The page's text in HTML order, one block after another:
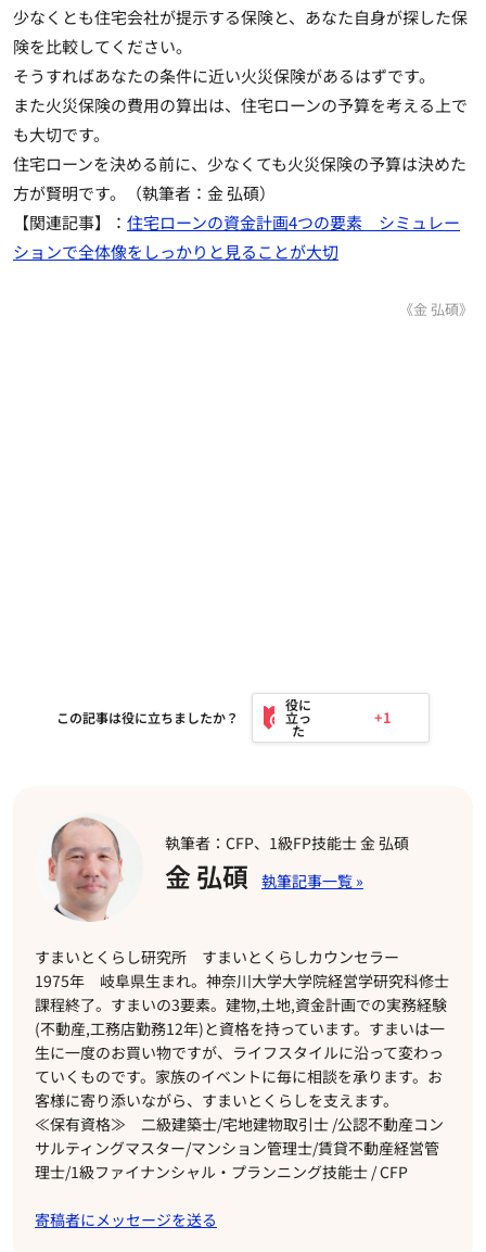
少なくとも住宅会社が提示する保険と、あなた自身が探した保
険を比較してください。
そうすればあなたの条件に近い火災保険があるはずです。
また火災保険の費用の算出は、住宅ローンの予算を考える上で
も大切です。
住宅ローンを決める前に、少なくても火災保険の予算は決めた
方が賢明です。（執筆者：金 弘碩）
【関連記事】： 住宅ローンの資金計画4つの要素 シミュレー
ションで全体像をしっかりと見ることが大切
《金 弘碩》
この記事は役に立ちましたか？ +1
執筆者：CFP、1級FP技能士 金 弘碩
金 弘碩
すまいとくらし研究所 すまいとくらしカウンセラー
1975年 岐阜県生まれ。神奈川大学大学院経営学研究科修士
課程終了。すまいの3要素。建物,土地,資金計画での実務経験
(不動産,工務店勤務12年)と資格を持っています。すまいは一
生に一度のお買い物ですが、ライフスタイルに沿って変わっ
ていくものです。家族のイベントに毎に相談を承ります。お
客様に寄り添いながら、すまいとくらしを支えます。
≪保有資格≫ 二級建築士/宅地建物取引士 /公認不動産コン
サルティングマスター/マンション管理士/賃貸不動産経営管
理士/1級ファイナンシャル・プランニング技能士 / CFP
寄稿者にメッセージを送る